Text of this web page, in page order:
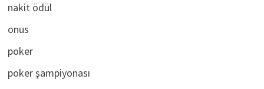
nakit ödül
onus
poker
poker şampiyonası